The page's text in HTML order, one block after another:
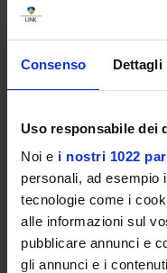
Consenso Dettagli
Uso responsabile dei
Noi e i nostri 1022
personali, ad esempio
tecnologie come i
alle informazioni sul
pubblicare annunci e
gli annunci e i
Economia digitale e
Il fenomeno degli
Giovedì 18 luglio
ore 9.30 - 13.30
Introduzione al